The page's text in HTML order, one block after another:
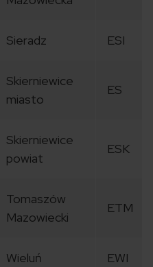
Sieradz ESI
Skierniewice
miasto
ES
Skierniewice
powiat
ESK
Tomaszów
Mazowiecki
ETM
Wieluń EWI